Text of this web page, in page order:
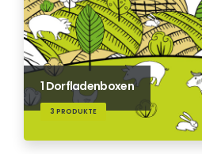
1 Dorfladenboxen
3 PRODUKTE